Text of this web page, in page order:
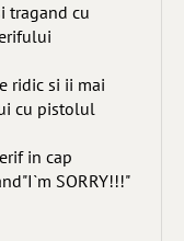
tragand cu
ridic si ii mai
cu pistolul
in cap
SORRY!!!"